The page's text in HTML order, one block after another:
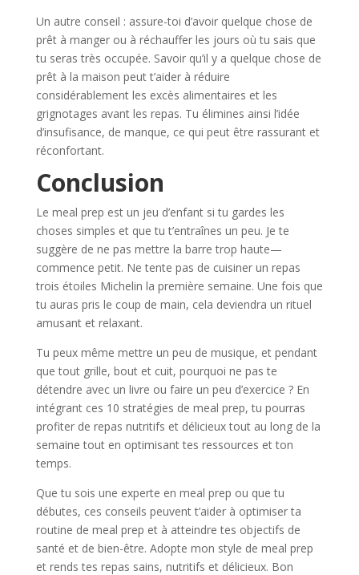
Un autre conseil : assure-toi d’avoir quelque chose de
prêt à manger ou à réchauffer les jours où tu sais que
tu seras très occupée. Savoir qu’il y a quelque chose de
prêt à la maison peut t’aider à réduire
considérablement les excès alimentaires et les
grignotages avant les repas. Tu élimines ainsi l’idée
d’insufisance, de manque, ce qui peut être rassurant et
réconfortant.
Conclusion
Le meal prep est un jeu d’enfant si tu gardes les
choses simples et que tu t’entraînes un peu. Je te
suggère de ne pas mettre la barre trop haute—
commence petit. Ne tente pas de cuisiner un repas
trois étoiles Michelin la première semaine. Une fois que
tu auras pris le coup de main, cela deviendra un rituel
amusant et relaxant.
Tu peux même mettre un peu de musique, et pendant
que tout grille, bout et cuit, pourquoi ne pas te
détendre avec un livre ou faire un peu d’exercice ? En
intégrant ces 10 stratégies de meal prep, tu pourras
profiter de repas nutritifs et délicieux tout au long de la
semaine tout en optimisant tes ressources et ton
temps.
Que tu sois une experte en meal prep ou que tu
débutes, ces conseils peuvent t’aider à optimiser ta
routine de meal prep et à atteindre tes objectifs de
santé et de bien-être. Adopte mon style de meal prep
et rends tes repas sains, nutritifs et délicieux. Bon